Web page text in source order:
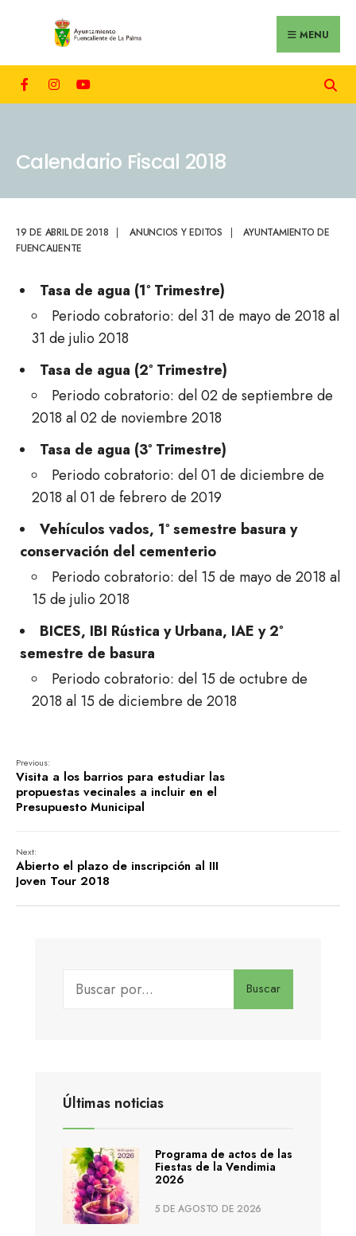
MENU
Calendario Fiscal 2018
19 DE ABRIL DE 2018 | ANUNCIOS Y EDITOS |
AYUNTAMIENTO DE
FUENCALIENTE
Tasa de agua (1º Trimestre)
Periodo cobratorio: del 31 de mayo de 2018 al
31 de julio 2018
Tasa de agua (2º Trimestre)
Periodo cobratorio: del 02 de septiembre de
2018 al 02 de noviembre 2018
Tasa de agua (3º Trimestre)
Periodo cobratorio: del 01 de diciembre de
2018 al 01 de febrero de 2019
Vehículos vados, 1º semestre basura y
conservación del cementerio
Periodo cobratorio: del 15 de mayo de 2018 al
15 de julio 2018
BICES, IBI Rústica y Urbana, IAE y 2º
semestre de basura
Periodo cobratorio: del 15 de octubre de
2018 al 15 de diciembre de 2018
Previous:
Visita a los barrios para estudiar las
propuestas vecinales a incluir en el
Presupuesto Municipal
Next:
Abierto el plazo de inscripción al III
Joven Tour 2018
Buscar
Últimas noticias
Programa de actos de las
Fiestas de la Vendimia
2026
5 DE AGOSTO DE 2026